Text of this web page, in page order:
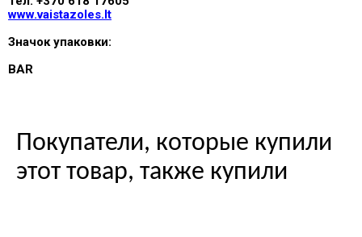
www.vaistazoles.lt
Значок упаковки:
BAR
Покупатели, которые купили
этот товар, также купили